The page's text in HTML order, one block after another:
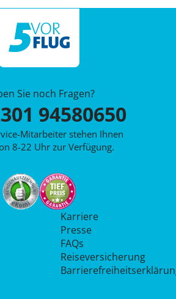
Sie noch Fragen?
94580650
Mitarbeiter stehen Ihnen
8-22 Uhr zur Verfügung.
Karriere
Presse
FAQs
Reiseversicherung